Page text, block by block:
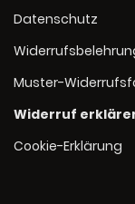
Datenschutz
Muster-
Widerruf
Cookie-Erklärung